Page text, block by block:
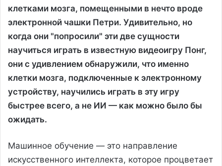
клетками мозга, помещенными в нечто вроде
электронной чашки Петри. Удивительно, но
когда они "попросили" эти две сущности
научиться играть в известную видеоигру Понг,
они с удивлением обнаружили, что именно
клетки мозга, подключенные к электронному
устройству, научились играть в эту игру
быстрее всего, а не ИИ — как можно было бы
ожидать.
Машинное обучение — это направление
искусственного интеллекта, которое процветает